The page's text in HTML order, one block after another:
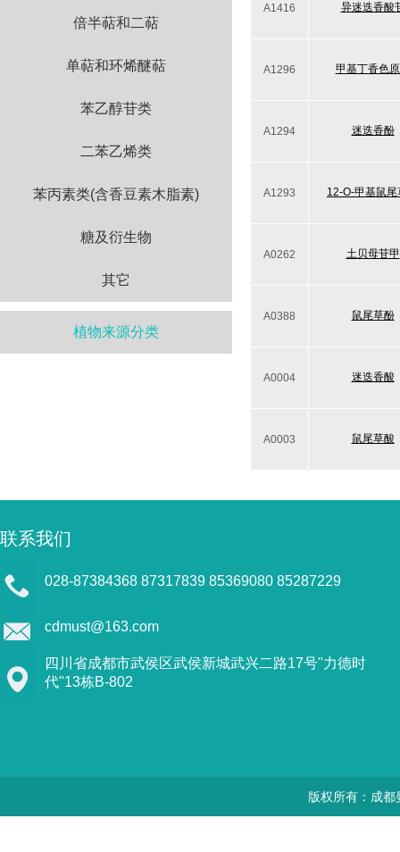
倍半萜和二萜
单萜和环烯醚萜
苯乙醇苷类
二苯乙烯类
苯丙素类(含香豆素木脂素)
糖及衍生物
其它
植物来源分类
A1416 异迷迭香酸
A1296 甲基丁香色
A1294 迷迭香酚
A1293 12-O-甲基鼠尾
A0262 土贝母苷甲
A0388 鼠尾草酚
A0004 迷迭香酸
A0003 鼠尾草酸
联系我们
028-87384368 87317839 85369080 85287229
cdmust@163.com
四川省成都市武侯区武侯新城武兴二路17号"力德时
代"13栋B-802
版权所有：成